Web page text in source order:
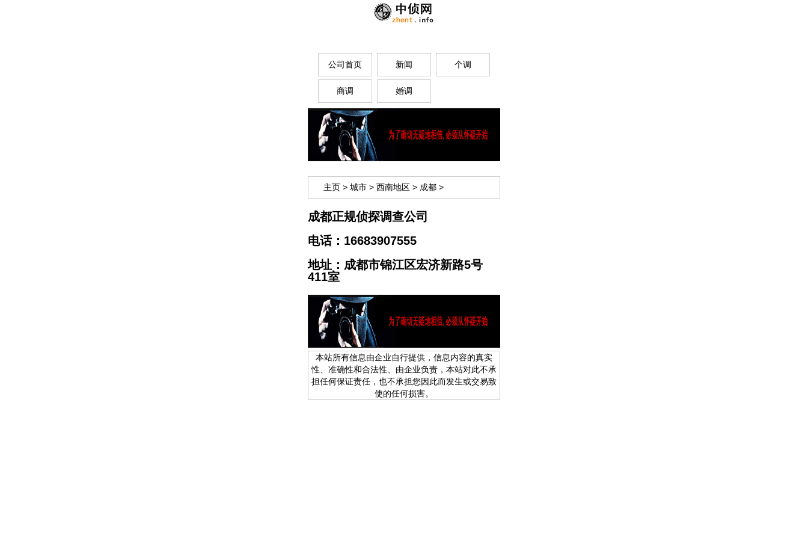
公司首页 新闻 个调
商调 婚调
主页 > 城市 > 西南地区 > 成都 >
成都正规侦探调查公司
电话： 16683907555
地址： 成都市锦江区宏济新路5号
411室
本站所有信息由企业自行提供，信息内容的真实
性、准确性和合法性、由企业负责，本站对此不承
担任何保证责任，也不承担您因此而发生或交易致
使的任何损害。